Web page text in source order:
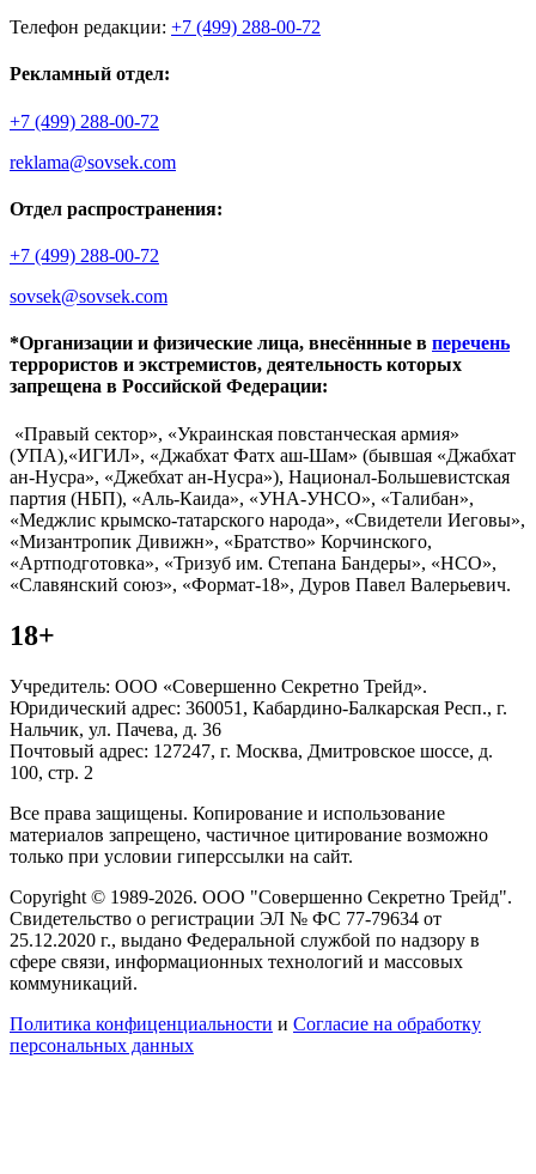
Телефон редакции: +7 (499) 288-00-72
Рекламный отдел:
+7 (499) 288-00-72
reklama@sovsek.com
Отдел распространения:
+7 (499) 288-00-72
sovsek@sovsek.com
*Организации и физические лица, внесённные в перечень
террористов и экстремистов, деятельность которых
запрещена в Российской Федерации:
«Правый сектор», «Украинская повстанческая армия»
(УПА),«ИГИЛ», «Джабхат Фатх аш-Шам» (бывшая «Джабхат
ан-Нусра», «Джебхат ан-Нусра»), Национал-Большевистская
партия (НБП), «Аль-Каида», «УНА-УНСО», «Талибан»,
«Меджлис крымско-татарского народа», «Свидетели Иеговы»,
«Мизантропик Дивижн», «Братство» Корчинского,
«Артподготовка», «Тризуб им. Степана Бандеры», «НСО»,
«Славянский союз», «Формат-18», Дуров Павел Валерьевич.
18+
Учредитель: ООО «Совершенно Секретно Трейд».
Юридический адрес: 360051, Кабардино-Балкарская Респ., г.
Нальчик, ул. Пачева, д. 36
Почтовый адрес: 127247, г. Москва, Дмитровское шоссе, д.
100, стр. 2
Все права защищены. Копирование и использование
материалов запрещено, частичное цитирование возможно
только при условии гиперссылки на сайт.
Copyright © 1989-2026. ООО "Совершенно Секретно Трейд".
Свидетельство о регистрации ЭЛ № ФС 77-79634 от
25.12.2020 г., выдано Федеральной службой по надзору в
сфере связи, информационных технологий и массовых
коммуникаций.
Политика конфиценциальности и Согласие на обработку
персональных данных